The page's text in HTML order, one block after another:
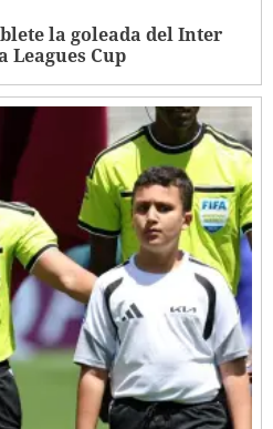
la goleada del Inter
Leagues Cup